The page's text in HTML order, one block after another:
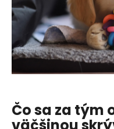
Čo sa za tým